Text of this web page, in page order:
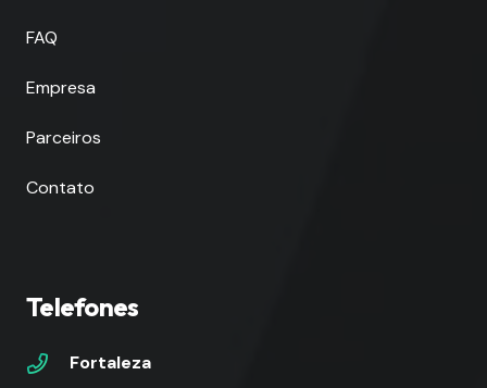
FAQ
Empresa
Parceiros
Contato
Telefones
Fortaleza